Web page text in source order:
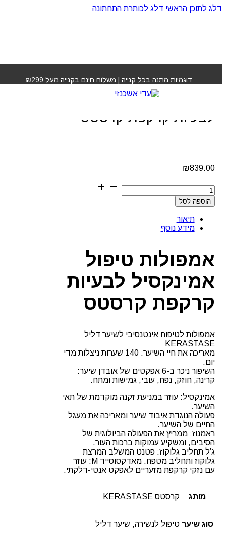
דלג לתוכן הראשי דלג לכותרת התחתונה
דוגמיות מתנה בכל קנייה | משלוח חינם בקנייה מעל ₪299קרסטס
אמפולות טיפול אמינקסיל
לבעיות קרקפת קרסטס
₪839.00
כמות
של
אמפולות
אמינקסיל
לבעיות
הוספה לסל
תיאור
מידע נוסף
אמפולות טיפול
אמינקסיל לבעיות
קרקפת קרסטס
אמפולות לטיפוח אינטנסיבי לשיער דליל
KERASTASE
מאריכה את חיי השיער: 140 שערות ניצלות מדי
יום.
השיפור ניכר ב-6 אפקטים של אובדן שיער:
קרינה, חוזק, נפח, עובי, גמישות ומתח.
אמינקסיל: עוזר במניעת זקנה מוקדמת של תאי
השיער.
פעולה הנוגדת איבוד שיער ומאריכה את מעגל
החיים של השיער.
ראמנוז: ממריץ את הפעולה הביולוגית של
הסיבים, ומשקיע עמוקות ברכות העור.
ג’ל תחליב גלוקוז: פטנט המשלב המרצת
גלוקוז ותחליב מטפח. מאדקסוסייד M: עוזר
עם נזקי קרקפת מזעריים לאפקט אנטי-דלקתי.
מותג קרסטס KERASTASE
סוג שיער טיפול לנשירה, שיער דליל